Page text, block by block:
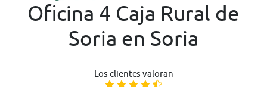
Oficina 4 Caja Rural de
Soria en Soria
Los clientes valoran